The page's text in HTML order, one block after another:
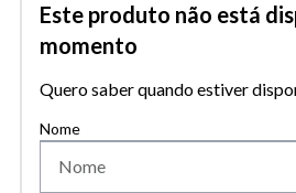
Este produto não está
momento
Quero saber quando estiver